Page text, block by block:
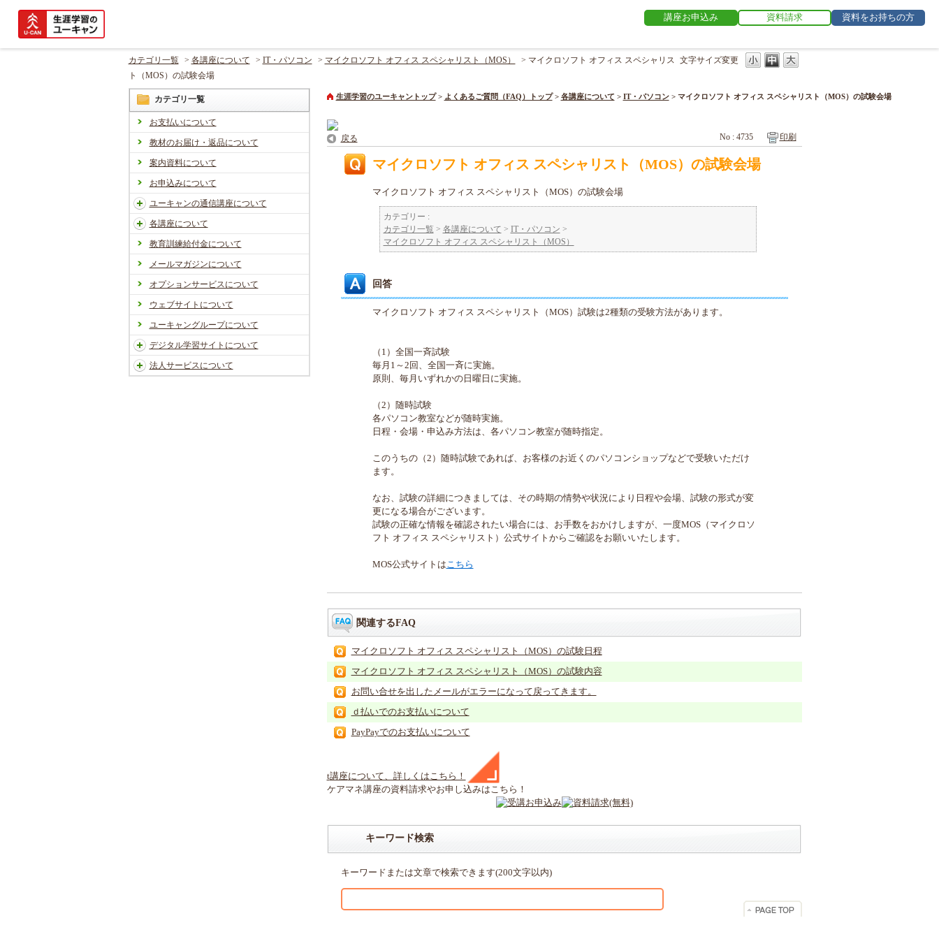
講座お申込み 資料請求 資料をお持ちの方
文字サイズ変更
カテゴリ一覧 > 各講座について > IT・パソコン > マイクロソフト オフィス スペシャリスト（MOS） > マイクロソフト オフィス スペシャリス
ト（MOS）の試験会場
カテゴリ一覧
お支払いについて
教材のお届け・返品について
案内資料について
お申込みについて
ユーキャンの通信講座について
各講座について
教育訓練給付金について
メールマガジンについて
オプションサービスについて
ウェブサイトについて
ユーキャングループについて
デジタル学習サイトについて
法人サービスについて
生涯学習のユーキャントップ > よくあるご質問（FAQ）トップ > 各講座について > IT・パソコン > マイクロソフト オフィス スペシャリスト（MOS）の試験会場
戻る No : 4735 印刷
マイクロソフト オフィス スペシャリスト（MOS）の試験会場
マイクロソフト オフィス スペシャリスト（MOS）の試験会場
カテゴリー :
カテゴリ一覧 > 各講座について > IT・パソコン >
マイクロソフト オフィス スペシャリスト（MOS）
回答
マイクロソフト オフィス スペシャリスト（MOS）試験は2種類の受験方法があります。
（1）全国一斉試験
毎月1～2回、全国一斉に実施。
原則、毎月いずれかの日曜日に実施。
（2）随時試験
各パソコン教室などが随時実施。
日程・会場・申込み方法は、各パソコン教室が随時指定。
このうちの（2）随時試験であれば、お客様のお近くのパソコンショップなどで受験いただけ
ます。
なお、試験の詳細につきましては、その時期の情勢や状況により日程や会場、試験の形式が変
更になる場合がございます。
試験の正確な情報を確認されたい場合には、お手数をおかけしますが、一度MOS（マイクロソ
フト オフィス スペシャリスト）公式サイトからご確認をお願いいたします。
MOS公式サイトはこちら
関連するFAQ
マイクロソフト オフィス スペシャリスト（MOS）の試験日程
マイクロソフト オフィス スペシャリスト（MOS）の試験内容
お問い合せを出したメールがエラーになって戻ってきます。
ｄ払いでのお支払いについて
PayPayでのお支払いについて
t講座について、詳しくはこちら！
ケアマネ講座の資料請求やお申し込みはこちら！
キーワード検索
キーワードまたは文章で検索できます(200文字以内)